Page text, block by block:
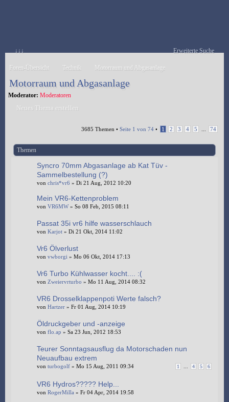
↓↓↓ Erweiterte Suche
Foren-Übersicht Technik Motorraum und Abgasanlage
Motorraum und Abgasanlage
Moderator: Moderatoren
Neues Thema erstellen
3685 Themen • Seite 1 von 74 • 1 2 3 4 5 74
Themen
Syncro 70mm Abgasanlage ab Kat Tüv -
Sammelbestellung (?)
von chris*vr6 » Di 21 Aug, 2012 10:20
Mein VR6-Kettenproblem
von VR6MW» So 08 Feb, 2015 08:11
Passat 35i vr6 hilfe wasserschlauch
von Karjot » Di 21 Okt, 2014 11:02
Vr6 Ölverlust
von vwborgi » Mo 06 Okt, 2014 17:13
Vr6 Turbo Kühlwasser kocht.... :(
von Zweiervrturbo » Mo 11 Aug, 2014 08:32
VR6 Drosselklappenpoti Werte falsch?
von Hartzer » Fr 01 Aug, 2014 10:19
Öldruckgeber und -anzeige
von flo.ap » Sa 23 Jun, 2012 18:53
Teurer Sonntagsausflug da Motorschaden nun
Neuaufbau extrem
1 4 5 6
von turbogolf » Mo 15 Aug, 2011 09:34
VR6 Hydros????? Help...
von RogerMilla » Fr 04 Apr, 2014 19:58